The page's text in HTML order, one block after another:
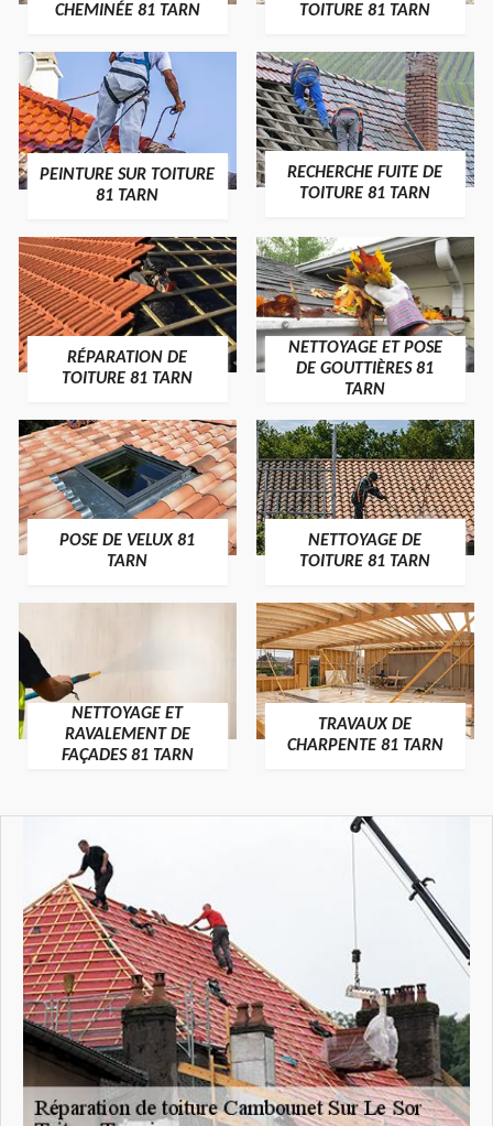
CHEMINÉE 81 TARN
TOITURE 81 TARN
PEINTURE SUR TOITURE
81 TARN
RECHERCHE FUITE DE
TOITURE 81 TARN
RÉPARATION DE
TOITURE 81 TARN
NETTOYAGE ET POSE
DE GOUTTIÈRES 81
TARN
POSE DE VELUX 81
TARN
NETTOYAGE DE
TOITURE 81 TARN
NETTOYAGE ET
RAVALEMENT DE
FAÇADES 81 TARN
TRAVAUX DE
CHARPENTE 81 TARN